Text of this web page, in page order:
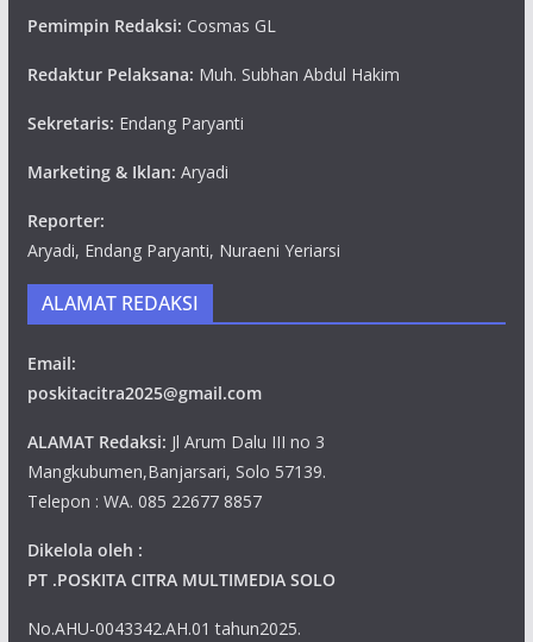
Pemimpin Redaksi: Cosmas GL
Redaktur Pelaksana: Muh. Subhan Abdul Hakim
Sekretaris: Endang Paryanti
Marketing & Iklan: Aryadi
Reporter:
Aryadi, Endang Paryanti, Nuraeni Yeriarsi
ALAMAT REDAKSI
Email:
poskitacitra2025@gmail.com
ALAMAT Redaksi: Jl Arum Dalu III no 3
Mangkubumen,Banjarsari, Solo 57139.
Telepon : WA. 085 22677 8857
Dikelola oleh :
PT .POSKITA CITRA MULTIMEDIA SOLO
No.AHU-0043342.AH.01 tahun2025.